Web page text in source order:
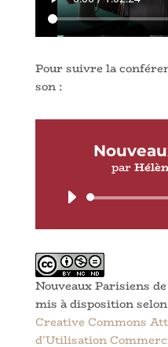
Pour suivre la
son :
par
Nouveaux Parisiens de
mis à disposition
Creative Commons
d'Utilisation